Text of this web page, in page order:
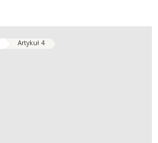
Artykuł 4